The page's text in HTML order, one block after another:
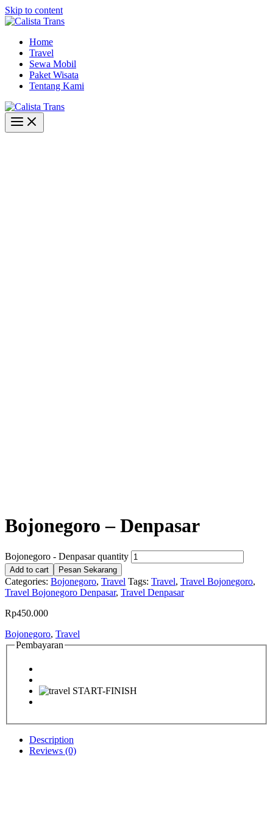
Skip to content
Home
Travel
Sewa Mobil
Paket Wisata
Tentang Kami
Bojonegoro – Denpasar
Bojonegoro - Denpasar quantity
Add to cart Pesan Sekarang
Categories: Bojonegoro, Travel Tags: Travel, Travel Bojonegoro,
Travel Bojonegoro Denpasar, Travel Denpasar
Rp450.000
Bojonegoro, Travel
Pembayaran
Description
Reviews (0)